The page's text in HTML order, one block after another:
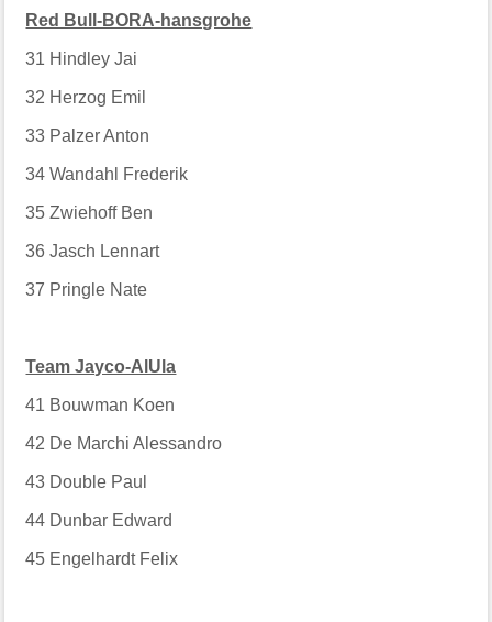
Red Bull-BORA-hansgrohe
31 Hindley Jai
32 Herzog Emil
33 Palzer Anton
34 Wandahl Frederik
35 Zwiehoff Ben
36 Jasch Lennart
37 Pringle Nate
Team Jayco-AlUla
41 Bouwman Koen
42 De Marchi Alessandro
43 Double Paul
44 Dunbar Edward
45 Engelhardt Felix